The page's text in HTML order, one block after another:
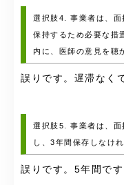
選択肢4. 事業者は、面
保持するため必要な措
内に、医師の意見を聴
誤りです。遅滞なく
選択肢5. 事業者は、面
し、3年間保存しなけ
誤りです。5年間です